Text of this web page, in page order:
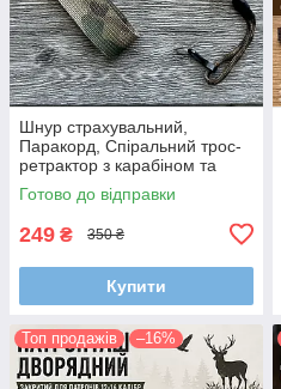
Шнур страхувальний,
Паракорд, Спіральний трос-
ретрактор з карабіном та
кріпленням на пояс (Довжина
35-100 см)
Готово до відправки
249 ₴ 350 ₴
Купити
Топ продажів –16%